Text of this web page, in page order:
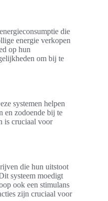
die
energie verkopen
op hun
om bij te
systemen helpen
en zodoende bij te
is cruciaal voor
die hun uitstoot
systeem moedigt
ook een stimulans
zijn cruciaal voor